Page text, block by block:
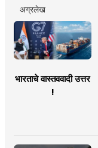
अग्रलेख
भारताचे वास्तववादी उत्तर
!